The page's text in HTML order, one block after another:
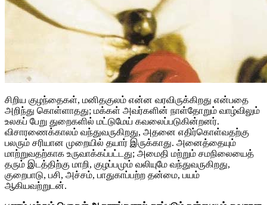
சிறிய குழந்தைகள், மனிதகுலம் என்ன வரவிருக்கிறது என்பதை
அறிந்து கொள்ளாதது; மக்கள் அவர்களின் நாள்தோறும் வாழ்விலும்
உலகப் பேறு துறைகளில் மட்டுமேய் கவலைப்படுகின்றனர்.
விசாரணைக்காலம் வந்துவருகிறது, அதனை எதிர்கொள்வதற்கு
பலரும் சரியான முறையில் தயார் இருக்காது. அனைத்தையும்
மாற்றுவதற்காக உருவாக்கப்பட்டது; அமைதி மற்றும் சமநிலையைத்
தரும் இடத்திற்கு மாறி, குழப்பமும் வலியுமே வந்துவருகிறது,
குறைபாடு, பசி, அச்சம், பாதுகாப்பற்ற தன்மை, பயம்
ஆகியவற்றுடன்.